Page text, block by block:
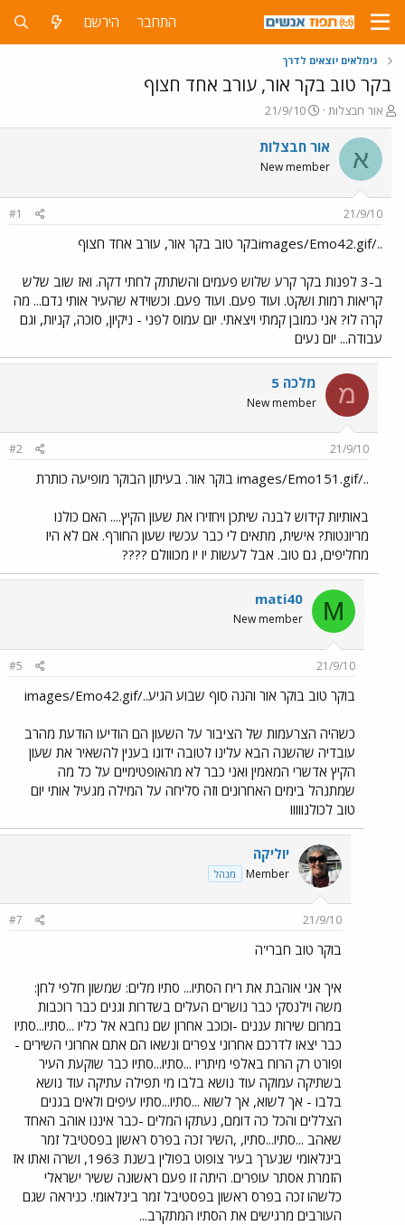
התחבר הירשם
גימלאים יוצאים לדרך
בקר טוב בקר אור, עורב אחד חצוף
פ
ו
ת
ח
ה
ו
ש
אור חבצלות
פ
ו
ר
ם
ר
21/9/10
א אור חבצלות
New member
21/9/10
#1
../images/Emo42.gifבקר טוב בקר אור, עורב אחד חצוף
ב-3 לפנות בקר קרע שלוש פעמים והשתתק לחתי דקה. ואז שוב שלש
קריאות רמות ושקט. ועוד פעם. ועוד פעם. וכשוידא שהעיר אותי נדם... מה
קרה לו? אני כמובן קמתי ויצאתי. יום עמוס לפני - ניקיון, סוכה, קניות, וגם
עבודה... יום נעים
מ מלכה 5
New member
21/9/10
#2
../images/Emo151.gif בוקר אור. בעיתון הבוקר מופיעה כותרת
באותיות קידוש לבנה שיתכן ויחזירו את שעון הקיץ.... האם כולנו
מריונטות? אישית, מתאים לי כבר עכשיו שעון החורף. אם לא היו
מחליפים, גם טוב. אבל לעשות יו יו מכווולם ????
M
mati40
New member
21/9/10
#5
בוקר טוב בוקר אור והנה סוף שבוע הגיע../images/Emo42.gif
כשהיה הצרעמות של הציבור על השעון הם הודיעו הודעת מהרב
עובדיה שהשנה הבא עלינו לטובה ידונו בענין להשאיר את שעון
הקיץ אדשרי המאמין ואני כבר לא מהאופטימיים על כל מה
שמתנהל בימים האחרונים וזה סליחה על המילה מגעיל אותי יום
טוב לכולנווווו
יוליקה
Member מנהל
21/9/10
#7
בוקר טוב חברי'ה
איך אני אוהבת את ריח הסתיו... סתיו מלים: שמשון חלפי לחן:
משה וילנסקי כבר נושרים העלים בשדרות וגנים כבר רוכבות
במרום שירות עננים -וכוכב אחרון שם נחבא אל כליו ...סתיו...סתיו
כבר יצאו לדרכם אחרוני צפרים ונשאו הם אתם אחרוני השירים -
ופורט רק הרוח באלפי מיתריו ...סתיו...סתיו כבר שוקעת העיר
בשתיקה עמוקה עוד נושא בלבו מי תפילה עתיקה עוד נושא
בלבו - אך לשוא, אך לשוא ...סתיו...סתיו עיפים ולאים בגנים
הצללים והכל כה דומם, נעתקו המלים -כבר איננו אוהב האחד
שאהב ...סתיו...סתיו, ,השיר זכה בפרס ראשון בפסטיבל זמר
בינלאומי שנערך בעיר צופוט בפולין בשנת 1963, ושרה ואתו אז
הזמרת אסתר עופרים. היתה זו פעם ראשונה ששיר ישראלי
כלשהו זכה בפרס ראשון בפסטיבל זמר בינלאומי. כניראה שגם
העורבים מרגישים את הסתיו המתקרב...